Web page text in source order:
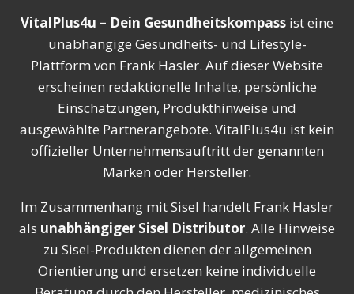
VitalPlus4u – Dein Gesundheitskompass ist eine
unabhängige Gesundheits- und Lifestyle-
Plattform von Frank Hasler. Auf dieser Website
erscheinen redaktionelle Inhalte, persönliche
Einschätzungen, Produkthinweise und
ausgewählte Partnerangebote. VitalPlus4u ist kein
offizieller Unternehmensauftritt der genannten
Marken oder Hersteller.
Im Zusammenhang mit Sisel handelt Frank Hasler
als unabhängiger Sisel Distributor. Alle Hinweise
zu Sisel-Produkten dienen der allgemeinen
Orientierung und ersetzen keine individuelle